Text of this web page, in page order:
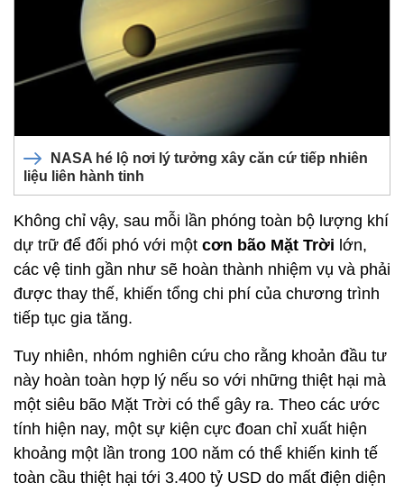
NASA hé lộ nơi lý tưởng xây căn cứ tiếp nhiên
liệu liên hành tinh
Không chỉ vậy, sau mỗi lần phóng toàn bộ lượng khí
dự trữ để đối phó với một cơn bão Mặt Trời lớn,
các vệ tinh gần như sẽ hoàn thành nhiệm vụ và phải
được thay thế, khiến tổng chi phí của chương trình
tiếp tục gia tăng.
Tuy nhiên, nhóm nghiên cứu cho rằng khoản đầu tư
này hoàn toàn hợp lý nếu so với những thiệt hại mà
một siêu bão Mặt Trời có thể gây ra. Theo các ước
tính hiện nay, một sự kiện cực đoan chỉ xuất hiện
khoảng một lần trong 100 năm có thể khiến kinh tế
toàn cầu thiệt hại tới 3.400 tỷ USD do mất điện diện